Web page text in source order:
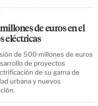
de euros en el
eléctricas
de 500 millones de euros
de proyectos
de su gama de
urbana y nuevos